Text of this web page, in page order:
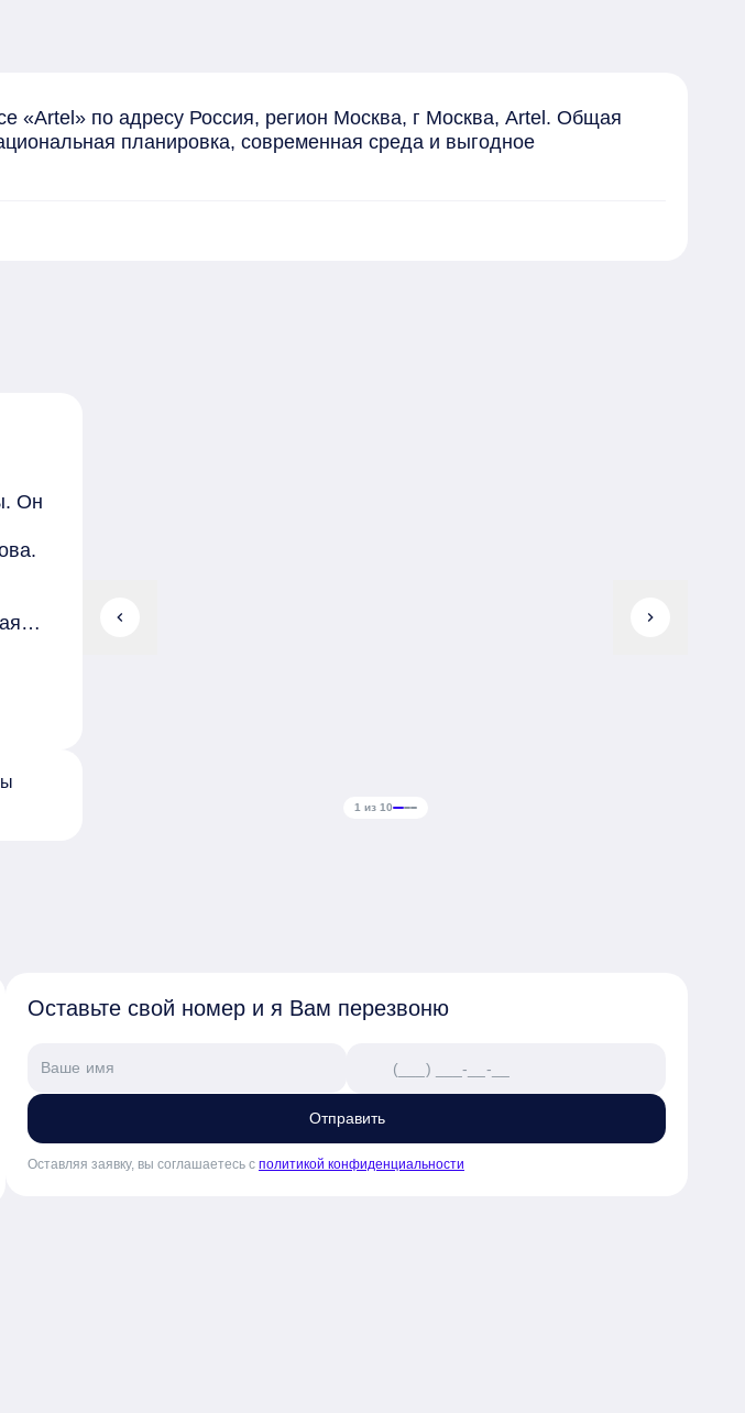
«Artel» по адресу Россия, регион Москва, г Москва, Artel. Общая
планировка, современная среда и выгодное
Он
с
Под
chevron_left chevron_right
1 из 10
Оставьте свой номер и я Вам перезвоню
Отправить
Оставляя заявку, вы соглашаетесь с политикой конфиденциальности